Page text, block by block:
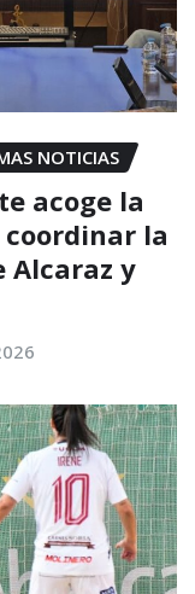
NOTICIAS
acoge la
la
Alcaraz y